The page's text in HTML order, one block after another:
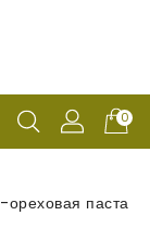
0
паста